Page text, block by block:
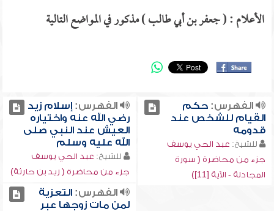
الأعلام : ( جعفر بن أبي طالب ) مذكور في المواضع التالية
الفهرس:حكم
القيام للشخص عند
قدومه
للشيخ: عبد الحي يوسف
جزء من محاضرة ( سورة
المجادلة - الآية [11])
الفهرس:إسلام زيد
رضي الله عنه واختياره
العيش عند النبي صلى
الله عليه وسلم
للشيخ: عبد الحي يوسف
جزء من محاضرة ( زيد بن حارثة)
الفهرس:التعزية
لمن مات زوجها عبر